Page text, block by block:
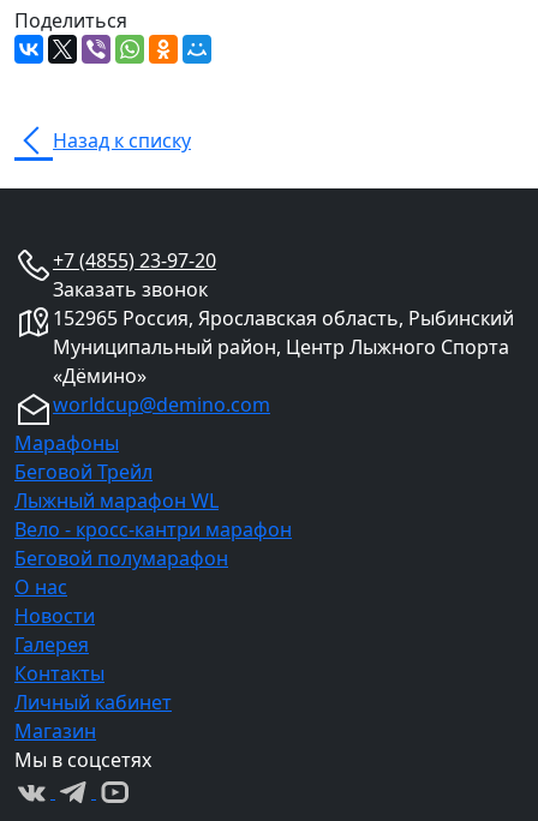
Поделиться
Назад к списку
+7 (4855) 23-97-20
Заказать звонок
152965 Россия, Ярославская область, Рыбинский
Муниципальный район, Центр Лыжного Спорта
«Дёмино»
worldcup@demino.com
Марафоны
Беговой Трейл
Лыжный марафон WL
Вело - кросс-кантри марафон
Беговой полумарафон
О нас
Новости
Галерея
Контакты
Личный кабинет
Магазин
Мы в соцсетях